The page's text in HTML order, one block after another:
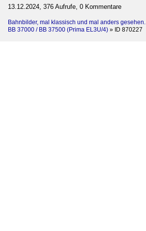
13.12.2024, 376 Aufrufe, 0 Kommentare
Bahnbilder, mal klassisch und mal anders gesehen.
BB 37000 / BB 37500 (Prima EL3U/4) » ID 870227